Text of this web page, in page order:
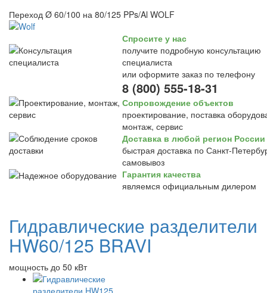
Переход Ø 60/100 на 80/125 PPs/Al WOLF
Спросите у нас
получите подробную консультацию
специалиста
или оформите заказ по телефону
8 (800) 555-18-31
Сопровождение объектов
проектирование, поставка
монтаж, сервис
Доставка в любой регион России
быстрая доставка по Санкт-
самовывоз
Гарантия качества
являемся официальным дилером
Гидравлические разделители
HW60/125 BRAVI
мощность до 50 кВт